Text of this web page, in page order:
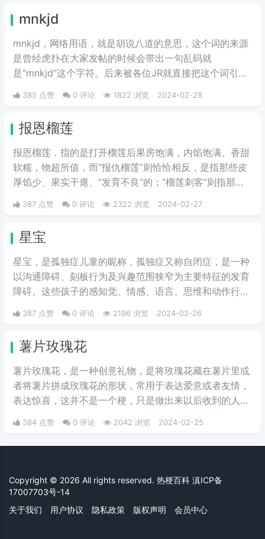
mnkjd
mnkjd，网络用语，就是胡说八道的意思，这个词的来源
是曾经虎扑在大家发帖的时候会带出一句乱码就
是“mnkjd”这个字符。后来被各位JR就直接把这个词引申
成意思为胡说八道，比如说有一个人在胡言乱语，我们就
说他在mnkjd，也就是胡乱说话的意思。
385 点赞 0 评论 1822 浏览 2024-02-28
报恩榴莲
报恩榴莲，指的是打开榴莲后果房饱满，内馅饱满、香甜
软糯，物超所值，而“报仇榴莲”则恰恰相反，是指那些皮
厚馅少、果实干瘪、“发育不良”的；“榴莲刺客”则指那些
会挑榴莲的高手。
387 点赞 0 评论 2322 浏览 2024-02-27
星宝
星宝，是孤独症儿童的昵称，孤独症又称自闭症，是一种
以沟通障碍、刻板行为及兴趣范围狭窄为主要特征的发育
障碍。这些孩子的感知觉、情感、语言、思维和动作行为
等多方面都会有或多或少的障碍。是一个数目不断增加，
且急需社会关爱与理解的群体。
387 点赞 0 评论 2196 浏览 2024-02-26
薯片玫瑰花
薯片玫瑰花，是一种创意礼物，是将玫瑰花藏在薯片里或
者将薯片拼成玫瑰花的形状，常用于表达爱意或者友情，
表达惊喜，这并不是一个梗，只是做出来以后收到的人常
常会惊喜而感动，只因抖音上很多人都将“薯片玫瑰花”做
出来送给自己喜爱的人，因此受到人们的争相模仿。
384 点赞 0 评论 2042 浏览 2024-02-25
Copyright © 2026 All rights reserved. 热梗百科 滇ICP备
17007703号-14
关于我们
用户协议 隐私政策 版权声明 会员中心